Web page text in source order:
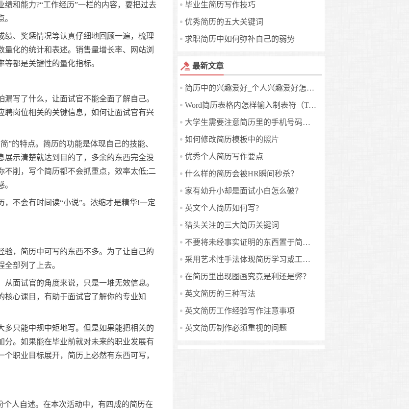
和能力?“工作经历”一栏的内容，要把过去
。
、奖惩情况等认真仔细地回顾一遍，梳理
化的统计和表述。销售量增长率、网站浏
等都是关键性的量化指标。
写了什么，让面试官不能全面了解自己。
聘岗位相关的关键信息，如何让面试官有兴
的特点。简历的功能是体现自己的技能、
展示清楚就达到目的了，多余的东西完全没
削，写个简历都不会抓重点，效率太低;二
不会有时间读“小说”。浓缩才是精华!一定
，简历中可写的东西不多。为了让自己的
部列了上去。
面试官的角度来说，只是一堆无效信息。
心课目，有助于面试官了解你的专业知
只能中规中矩地写。但是如果能把相关的
。如果能在毕业前就对未来的职业发展有
职业目标展开，简历上必然有东西可写，
人自述。在本次活动中，有四成的简历在
毕业生简历写作技巧
优秀简历的五大关键词
求职简历中如何弥补自己的弱势
最新文章
简历中的兴趣爱好_个人兴趣爱好怎么写?
Word简历表格内怎样输入制表符（Tab键）？
大学生需要注意简历里的手机号码事宜
如何修改简历模板中的照片
优秀个人简历写作要点
什么样的简历会被HR瞬间秒杀？
家有幼升小却是面试小白怎么破？
英文个人简历如何写?
猎头关注的三大简历关键词
不要将未经事实证明的东西置于简历里
采用艺术性手法体现简历学习或工作成绩如何？
在简历里出现图画究竟是利还是弊？
英文简历的三种写法
英文简历工作经验写作注意事项
英文简历制作必须重视的问题